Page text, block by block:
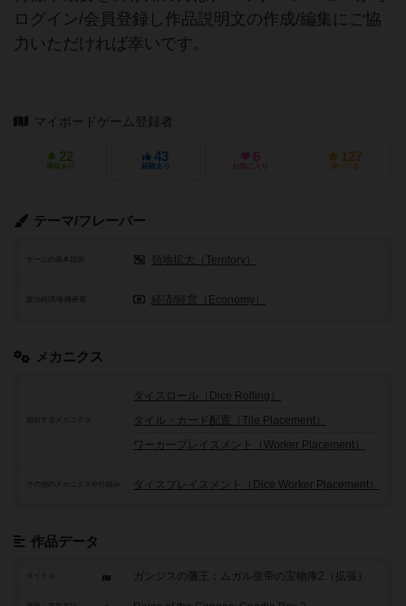
ログイン/会員登録し作品説明文の作成/編集にご協
力いただければ幸いです。
マイボードゲーム登録者
22
興味あり
43
経験あり
6
お気に入り
127
持ってる
テーマ/フレーバー
ゲームの基本目的 領地拡大（Territory）
政治経済/各種産業 経済/経営（Economy）
メカニクス
頻出するメカニクス
ダイスロール（Dice Rolling）
タイル・カード配置（Tile Placement）
ワーカープレイスメント（Worker Placement）
その他のメカニクスや仕組み ダイスプレイスメント（Dice Worker Placement）
作品データ
タイトル ガンジスの藩王：ムガル皇帝の宝物庫2（拡張）